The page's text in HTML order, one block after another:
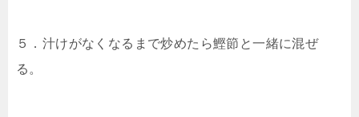
５．汁けがなくなるまで炒めたら鰹節と一緒に混ぜ
る。